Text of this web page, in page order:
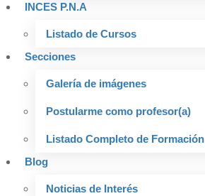
INCES P.N.A
Listado de Cursos
Secciones
Galería de imágenes
Postularme como profesor(a)
Listado Completo de Formación
Blog
Noticias de Interés